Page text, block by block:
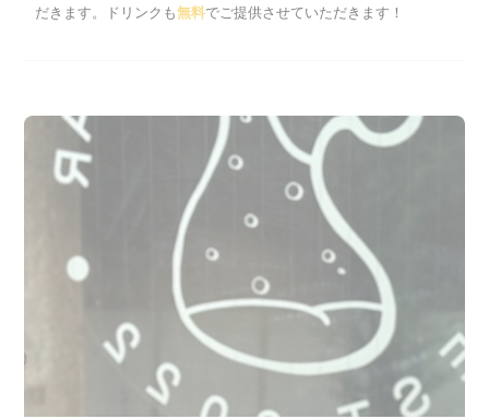
だきます。ドリンクも無料でご提供させていただきます！